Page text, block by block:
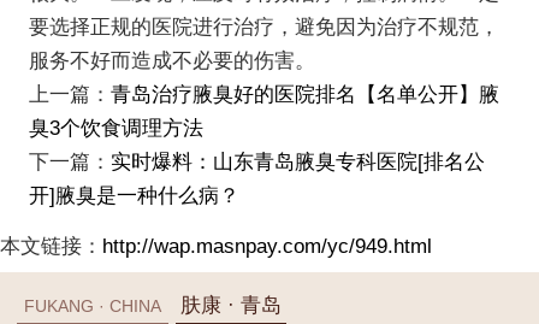
要选择正规的医院进行治疗，避免因为治疗不规范，
服务不好而造成不必要的伤害。
上一篇： 青岛治疗腋臭好的医院排名【名单公开】腋
臭3个饮食调理方法
下一篇： 实时爆料：山东青岛腋臭专科医院[排名公
开]腋臭是一种什么病？
本文链接： http://wap.masnpay.com/yc/949.html
FUKANG · CHINA 肤康 · 青岛